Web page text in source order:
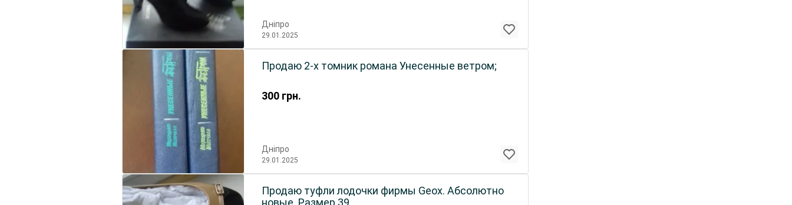
Дніпро
29.01.2025
300 грн.
Продаю 2-х томник романа Унесенные ветром;
Дніпро
29.01.2025
Продаю туфли лодочки фирмы Geox. Абсолютно
новые. Размер 39